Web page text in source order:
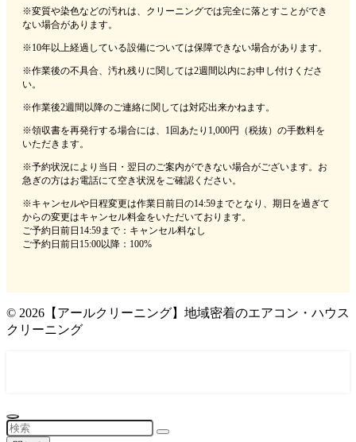
※変質や染色などの汚れは、クリーニングでは完全に落とすことができ
ない場合があります。
※10年以上経過している設備については保障できない場合があります。
※作業後の不具合、汚れ残りに関しては2週間以内にお申し付けくださ
い。
※作業後2週間以降のご連絡に関しては対応出来かねます。
※領収書を再発行する場合には、1回あたり1,000円（税抜）の手数料を
いただきます。
※予約状況により当日・翌日のご案内ができない場合がございます。お
急ぎの方はお電話にて空き状況をご確認ください。
※キャンセルや日程変更は作業日前日の14:59までとなり、期日を過ぎて
からの変更はキャンセル料金をいただいております。
ご予約日前日14:59まで：キャンセル料なし
ご予約日前日15:00以降：100%
© 2026【アールクリーニング】地域密着のエアコン・ハウス
クリーニング